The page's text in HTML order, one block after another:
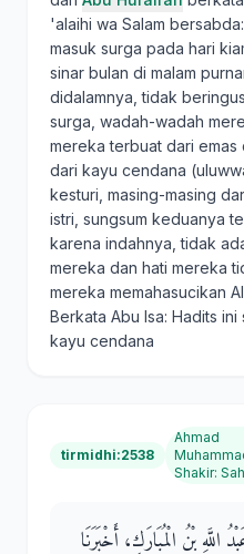
'alaihi wa Salam
masuk surga pada hari
sinar bulan di malam
didalamnya, tidak
surga, wadah-wadah
mereka terbuat dari
dari kayu cendana
kesturi, masing-masing
istri, sungsum keduanya
karena indahnya, tidak
mereka dan hati mereka
mereka memahasucikan
Berkata Abu Isa: Hadits
kayu cendana
tirmidhi:2538
Ahmad
Shakir:
بْنُ الْمُبَارَكِ، أَخْبَرَنَا